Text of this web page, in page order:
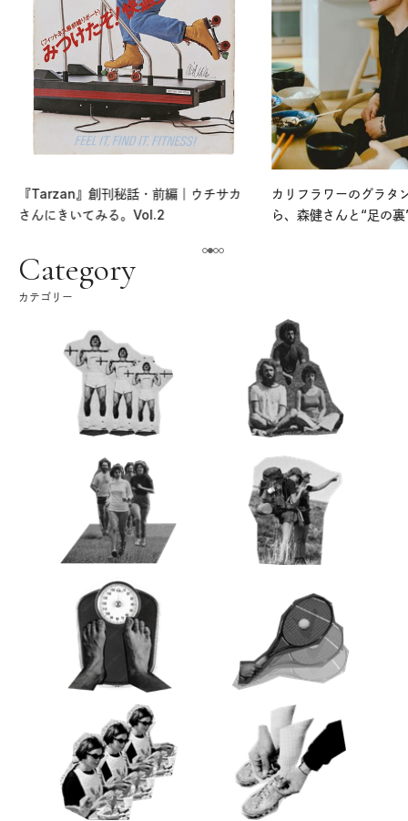
『Tarzan』創刊秘話・前編｜ウチサカ
さんにきいてみる。Vol.2
カリフラワーのグラタ
ら、森健さんと“足の
Category
カテゴリー